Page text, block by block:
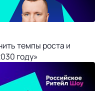
темпы роста и
году»